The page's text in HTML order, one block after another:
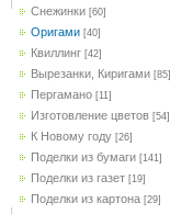
Снежинки [60]
Оригами [40]
Квиллинг [42]
Вырезанки, Киригами [85]
Пергамано [11]
Изготовление цветов [54]
К Новому году [26]
Поделки из бумаги [141]
Поделки из газет [19]
Поделки из картона [29]